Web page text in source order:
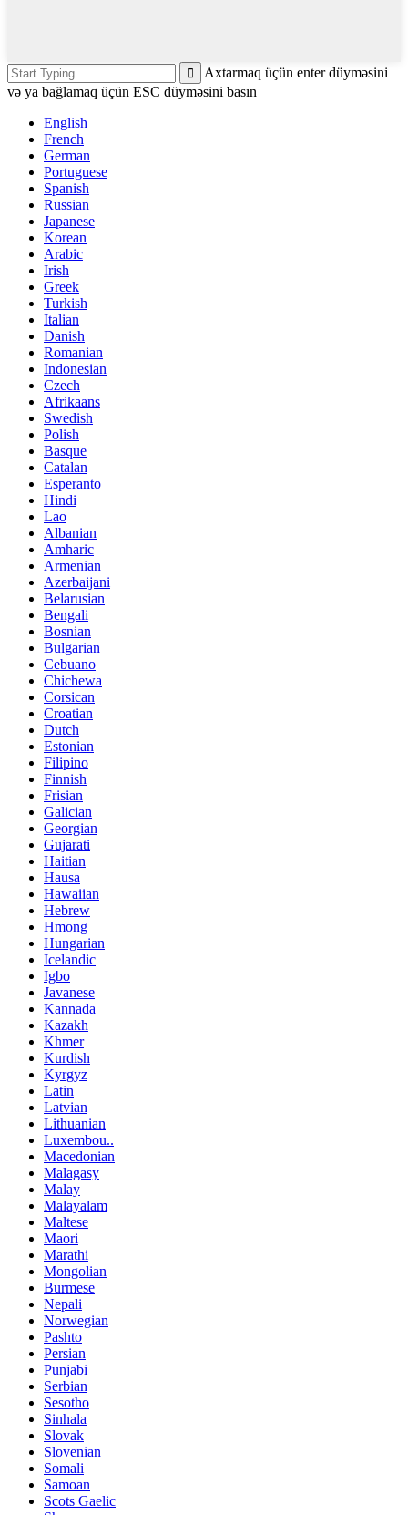
Axtarmaq üçün enter düyməsini
və ya bağlamaq üçün ESC düyməsini basın
English
French
German
Portuguese
Spanish
Russian
Japanese
Korean
Arabic
Irish
Greek
Turkish
Italian
Danish
Romanian
Indonesian
Czech
Afrikaans
Swedish
Polish
Basque
Catalan
Esperanto
Hindi
Lao
Albanian
Amharic
Armenian
Azerbaijani
Belarusian
Bengali
Bosnian
Bulgarian
Cebuano
Chichewa
Corsican
Croatian
Dutch
Estonian
Filipino
Finnish
Frisian
Galician
Georgian
Gujarati
Haitian
Hausa
Hawaiian
Hebrew
Hmong
Hungarian
Icelandic
Igbo
Javanese
Kannada
Kazakh
Khmer
Kurdish
Kyrgyz
Latin
Latvian
Lithuanian
Luxembou..
Macedonian
Malagasy
Malay
Malayalam
Maltese
Maori
Marathi
Mongolian
Burmese
Nepali
Norwegian
Pashto
Persian
Punjabi
Serbian
Sesotho
Sinhala
Slovak
Slovenian
Somali
Samoan
Scots Gaelic